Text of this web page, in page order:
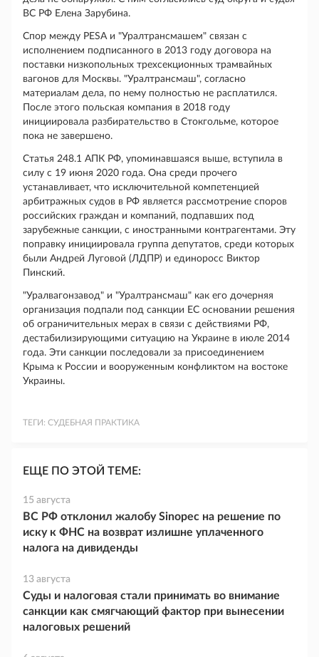
ВС РФ Елена Зарубина.
Спор между PESA и "Уралтрансмашем" связан с
исполнением подписанного в 2013 году договора на
поставки низкопольных трехсекционных трамвайных
вагонов для Москвы. "Уралтрансмаш", согласно
материалам дела, по нему полностью не расплатился.
После этого польская компания в 2018 году
инициировала разбирательство в Стокгольме, которое
пока не завершено.
Статья 248.1 АПК РФ, упоминавшаяся выше, вступила в
силу с 19 июня 2020 года. Она среди прочего
устанавливает, что исключительной компетенцией
арбитражных судов в РФ является рассмотрение споров
российских граждан и компаний, подпавших под
зарубежные санкции, с иностранными контрагентами. Эту
поправку инициировала группа депутатов, среди которых
были Андрей Луговой (ЛДПР) и единоросс Виктор
Пинский.
"Уралвагонзавод" и "Уралтрансмаш" как его дочерняя
организация подпали под санкции ЕС основании решения
об ограничительных мерах в связи с действиями РФ,
дестабилизирующими ситуацию на Украине в июле 2014
года. Эти санкции последовали за присоединением
Крыма к России и вооруженным конфликтом на востоке
Украины.
ТЕГИ: СУДЕБНАЯ ПРАКТИКА
ЕЩЕ ПО ЭТОЙ ТЕМЕ:
15 августа
ВС РФ отклонил жалобу Sinopec на решение по
иску к ФНС на возврат излишне уплаченного
налога на дивиденды
13 августа
Суды и налоговая стали принимать во внимание
санкции как смягчающий фактор при вынесении
налоговых решений